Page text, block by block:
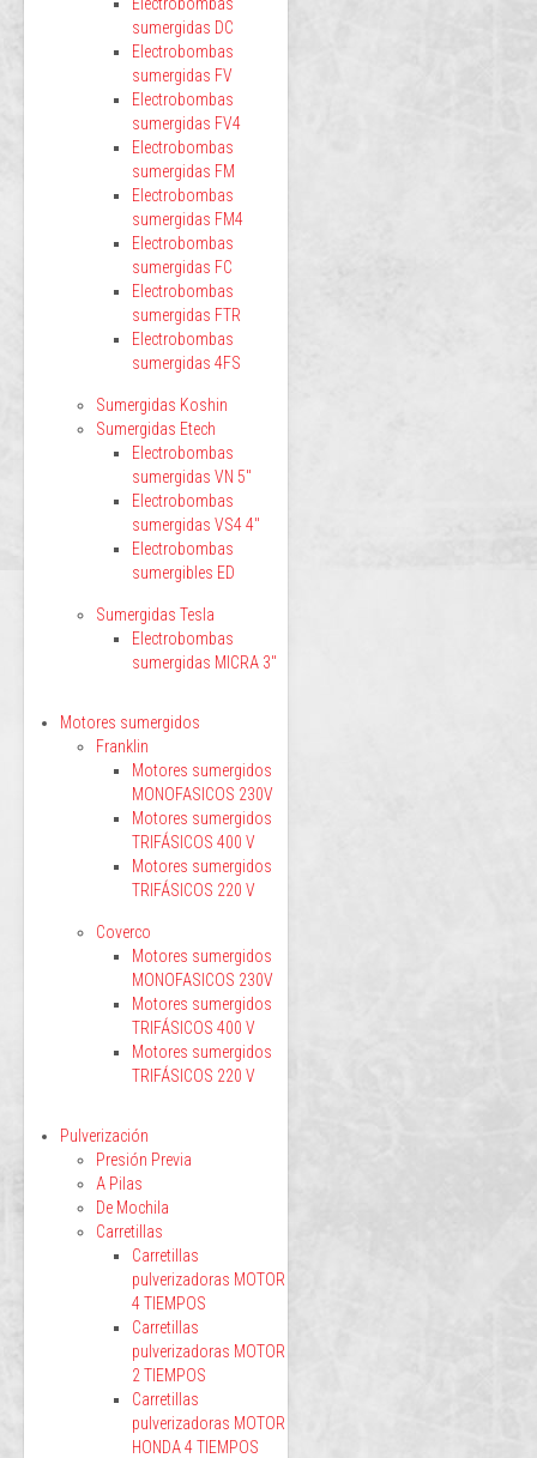
sumergidas DC
Electrobombas
sumergidas FV
Electrobombas
sumergidas FV4
Electrobombas
sumergidas FM
Electrobombas
sumergidas FM4
Electrobombas
sumergidas FC
Electrobombas
sumergidas FTR
Electrobombas
sumergidas 4FS
Sumergidas Koshin
Sumergidas Etech
Electrobombas
sumergidas VN 5"
Electrobombas
sumergidas VS4 4"
Electrobombas
sumergibles ED
Sumergidas Tesla
Electrobombas
sumergidas MICRA 3"
Motores sumergidos
Franklin
Motores sumergidos
MONOFASICOS 230V
Motores sumergidos
TRIFÁSICOS 400 V
Motores sumergidos
TRIFÁSICOS 220 V
Coverco
Motores sumergidos
MONOFASICOS 230V
Motores sumergidos
TRIFÁSICOS 400 V
Motores sumergidos
TRIFÁSICOS 220 V
Pulverización
Presión Previa
A Pilas
De Mochila
Carretillas
Carretillas
pulverizadoras MOTOR
4 TIEMPOS
Carretillas
pulverizadoras MOTOR
2 TIEMPOS
Carretillas
pulverizadoras MOTOR
HONDA 4 TIEMPOS